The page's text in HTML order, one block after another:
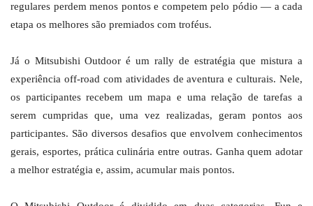
regulares perdem menos pontos e competem pelo pódio ― a cada
etapa os melhores são premiados com troféus.
Já o Mitsubishi Outdoor é um rally de estratégia que mistura a
experiência off-road com atividades de aventura e culturais. Nele,
os participantes recebem um mapa e uma relação de tarefas a
serem cumpridas que, uma vez realizadas, geram pontos aos
participantes. São diversos desafios que envolvem conhecimentos
gerais, esportes, prática culinária entre outras. Ganha quem adotar
a melhor estratégia e, assim, acumular mais pontos.